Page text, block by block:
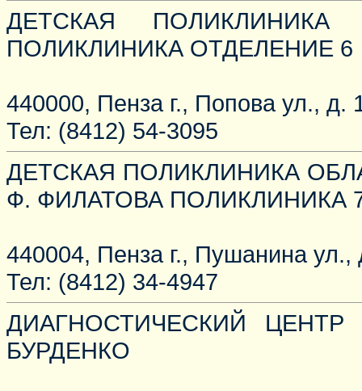
ДЕТСКАЯ ПОЛИКЛИНИКА
ПОЛИКЛИНИКА ОТДЕЛЕНИЕ 6
440000, Пенза г., Попова ул., д.
Тел: (8412) 54-3095
ДЕТСКАЯ ПОЛИКЛИНИКА
Ф. ФИЛАТОВА ПОЛИКЛИНИКА
440004, Пенза г., Пушанина ул.,
Тел: (8412) 34-4947
ДИАГНОСТИЧЕСКИЙ
БУРДЕНКО